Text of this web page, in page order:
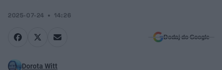
2025-07-24 14:26
Dodaj do Google
Dorota Witt